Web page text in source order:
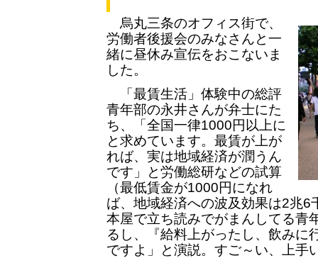
烏丸三条のオフィス街で、
労働者後援会のみなさんと一
緒に昼休み宣伝をおこないま
した。
「最賃生活」体験中の総評
青年部の永井さんが弁士にた
ち、「全国一律1000円以上に
と求めています。最賃が上が
れば、実は地域経済が潤うん
です」と労働総研などの試算
（最低賃金が1000円になれ
ば、地域経済への波及効果は2兆6
本屋で立ち読みでがまんしてる青
るし、『給料上がったし、飲みに
ですよ」と演説。すご～い、上手